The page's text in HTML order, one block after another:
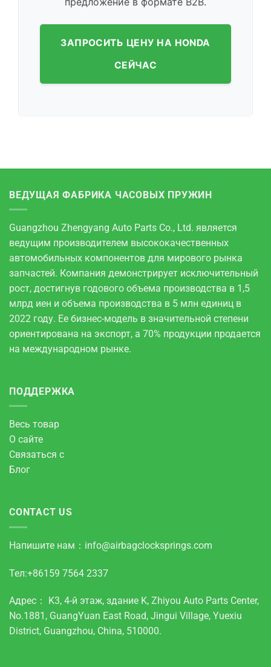
ЗАПРОСИТЬ ЦЕНУ НА HONDA
СЕЙЧАС
ВЕДУЩАЯ ФАБРИКА ЧАСОВЫХ ПРУЖИН
Guangzhou Zhengyang Auto Parts Co., Ltd. является
ведущим производителем высококачественных
автомобильных компонентов для мирового рынка
запчастей. Компания демонстрирует исключительный
рост, достигнув годового объема производства в 1,5
млрд иен и объема производства в 5 млн единиц в
2022 году. Ее бизнес-модель в значительной степени
ориентирована на экспорт, а 70% продукции продается
на международном рынке.
ПОДДЕРЖКА
Весь товар
О сайте
Связаться с
Блог
CONTACT US
Напишите нам：info@airbagclocksprings.com
Тел:+86159 7564 2337
Адрес： K3, 4-й этаж, здание K, Zhiyou Auto Parts Center,
No.1881, GuangYuan East Road, Jingui Village, Yuexiu
District, Guangzhou, China, 510000.